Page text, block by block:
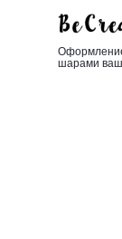
шарами